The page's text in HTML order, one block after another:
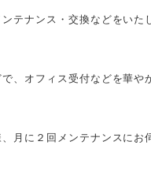
テナンス・交換などをいた
、オフィス受付などを華や
月に２回メンテナンスにお